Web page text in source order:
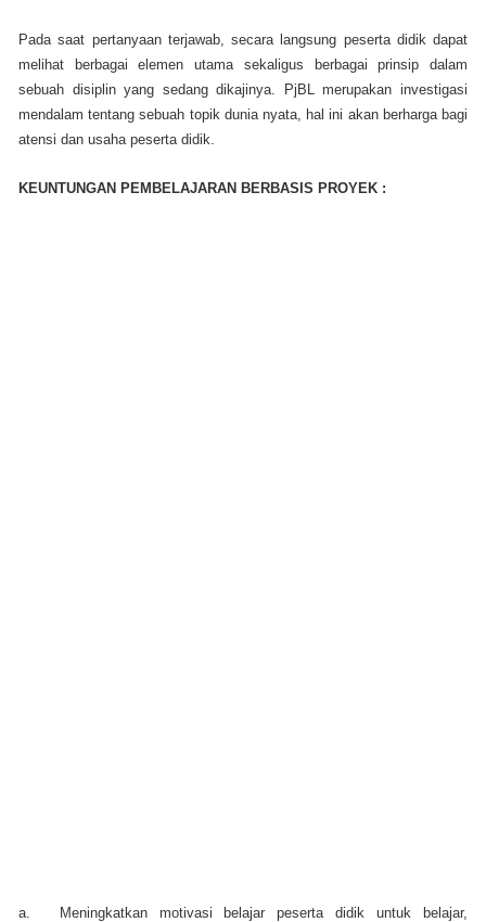
Pada saat pertanyaan terjawab, secara langsung peserta didik dapat
melihat berbagai elemen utama sekaligus berbagai prinsip dalam
sebuah disiplin yang sedang dikajinya. PjBL merupakan investigasi
mendalam tentang sebuah topik dunia nyata, hal ini akan berharga bagi
atensi dan usaha peserta didik.
KEUNTUNGAN PEMBELAJARAN BERBASIS PROYEK :
a.
Meningkatkan motivasi belajar peserta didik untuk belajar,